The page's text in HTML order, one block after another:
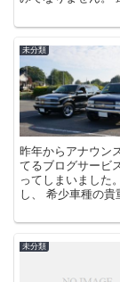
未分類
昨年からアナウン
てるブログサービ
ってしまいました
し、 希少車種の貴
未分類